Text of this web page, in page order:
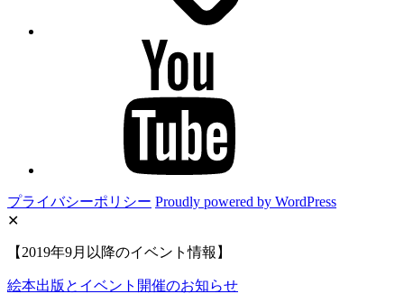
プライバシーポリシー Proudly powered by WordPress
✕
【2019年9月以降のイベント情報】
絵本出版とイベント開催のお知らせ